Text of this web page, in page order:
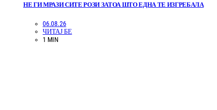
НЕ ГИ МРАЗИ СИТЕ РОЗИ ЗАТОА ШТО ЕДНА ТЕ ИЗГРЕБАЛА
06.08.26
ЧИТАЈ БЕ
1 MIN